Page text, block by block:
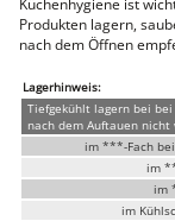
Fisch
Konserven
Hausmannskost
Beilagen
Gemüse & Salat
Knödel
Suppeneinlagen
Pommes & Wedges
Küchenhygiene ist
Produkten lagern,
nach dem Öffnen
Lagerhinweis:
Tiefgekühlt lagern bei bei
nach dem Auftauen
im ***-Fach bei
im
im
im